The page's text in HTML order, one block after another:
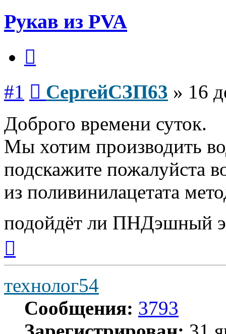
Рукав из PVA
#1 СергейСЗП63 » 16
Доброго времени суток.
Мы хотим производить
подскажите пожалуйста
из поливинилацетата
подойдёт ли ПНДэшный
началу
технолог54
Сообщения: 3793